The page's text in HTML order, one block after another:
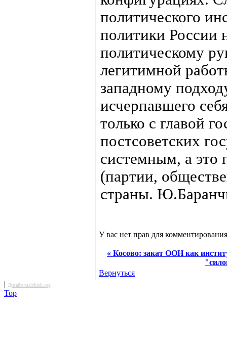
политического
политики России
политическому
легитимной
западному
исчерпавшего
только с главой
постсоветских
системным, а это
(партии,
страны.
У вас нет прав для
« Косово: закат ООН как
Вернуться
| Дизайн malchish.org
Top